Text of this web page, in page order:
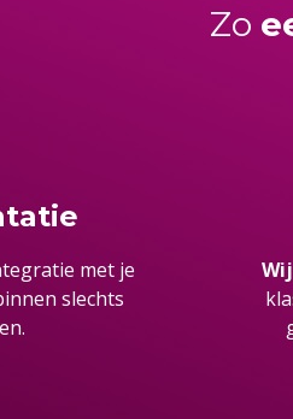
Zo
met je
slechts